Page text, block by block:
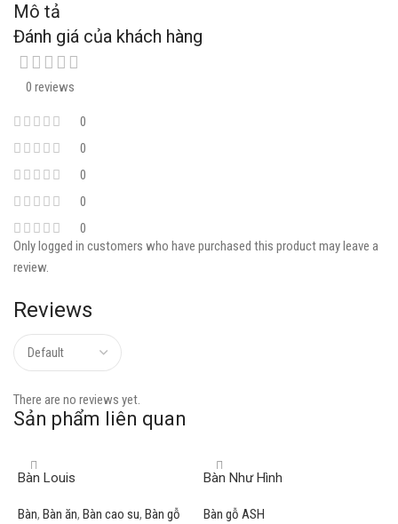
Mô tả
Đánh giá của khách hàng
0 reviews
0
0
0
0
0
Reviews
There are no reviews yet.
Only logged in customers who have purchased this product may leave a
review.
Sản phẩm liên quan
Bàn Louis
Bàn, Bàn ăn, Bàn cao su, Bàn gỗ
Bàn Như Hình
Bàn gỗ ASH